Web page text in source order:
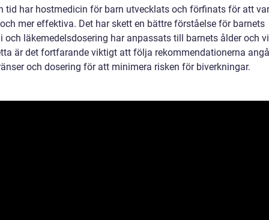
tid har hostmedicin för barn utvecklats och förfinats för att
mer effektiva. Det har skett en bättre förståelse för barnets
och läkemedelsdosering har anpassats till barnets ålder och
är det fortfarande viktigt att följa rekommendationerna
och dosering för att minimera risken för biverkningar.